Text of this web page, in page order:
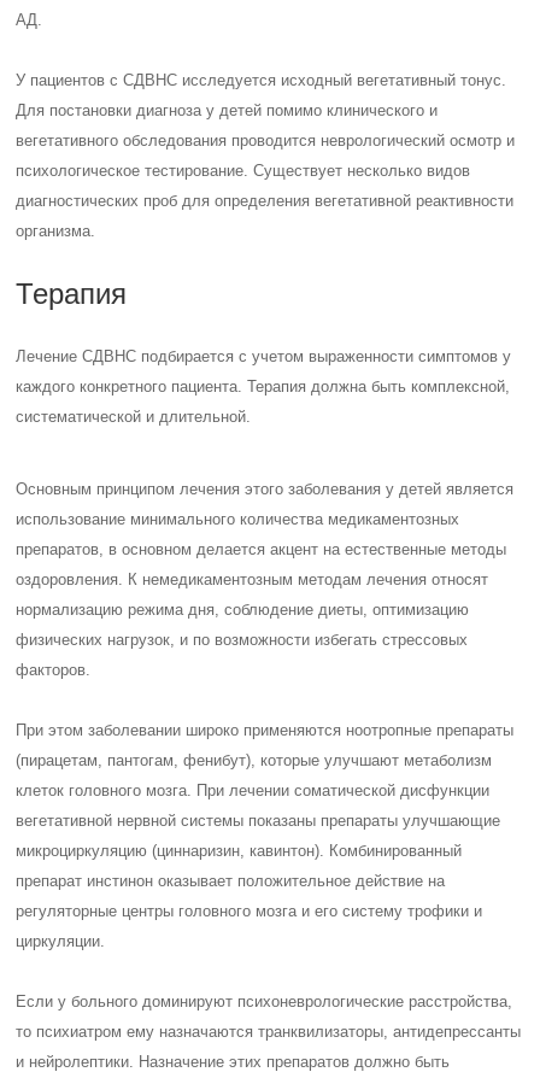
АД.
У пациентов с СДВНС исследуется исходный вегетативный тонус.
Для постановки диагноза у детей помимо клинического и
вегетативного обследования проводится неврологический осмотр и
психологическое тестирование. Существует несколько видов
диагностических проб для определения вегетативной реактивности
организма.
Терапия
Лечение СДВНС подбирается с учетом выраженности симптомов у
каждого конкретного пациента. Терапия должна быть комплексной,
систематической и длительной.
Основным принципом лечения этого заболевания у детей является
использование минимального количества медикаментозных
препаратов, в основном делается акцент на естественные методы
оздоровления. К немедикаментозным методам лечения относят
нормализацию режима дня, соблюдение диеты, оптимизацию
физических нагрузок, и по возможности избегать стрессовых
факторов.
При этом заболевании широко применяются ноотропные препараты
(пирацетам, пантогам, фенибут), которые улучшают метаболизм
клеток головного мозга. При лечении соматической дисфункции
вегетативной нервной системы показаны препараты улучшающие
микроциркуляцию (циннаризин, кавинтон). Комбинированный
препарат инстинон оказывает положительное действие на
регуляторные центры головного мозга и его систему трофики и
циркуляции.
Если у больного доминируют психоневрологические расстройства,
то психиатром ему назначаются транквилизаторы, антидепрессанты
и нейролептики. Назначение этих препаратов должно быть